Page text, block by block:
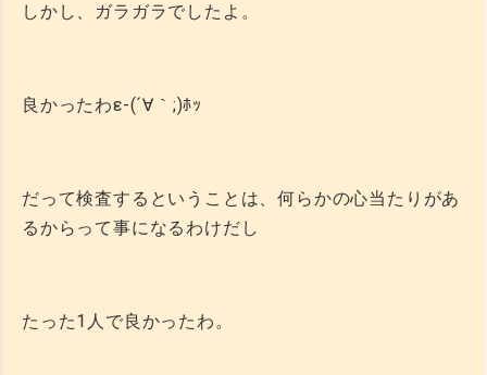
しかし、ガラガラでしたよ。
良かったわε-(´∀｀;)ﾎｯ
だって検査するということは、何らかの心当たりがあ
るからって事になるわけだし
たった1人で良かったわ。